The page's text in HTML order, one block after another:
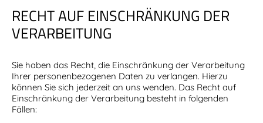
RECHT AUF EINSCHRÄNKUNG DER
VERARBEITUNG
Sie haben das Recht, die Einschränkung der Verarbeitung
Ihrer personenbezogenen Daten zu verlangen. Hierzu
können Sie sich jederzeit an uns wenden. Das Recht auf
Einschränkung der Verarbeitung besteht in folgenden
Fällen: